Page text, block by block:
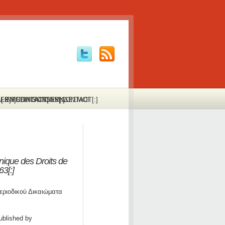
LINKSLIAISONSΣΥΝΔΕΣΜΟΙ
des Droits de
Δικαιώματα
by